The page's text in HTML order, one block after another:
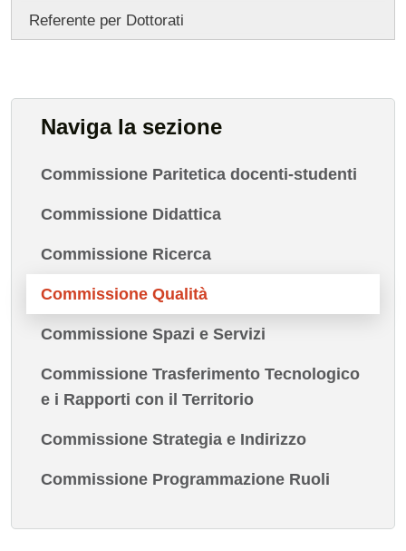
Referente per Dottorati
Naviga la sezione
Commissione Paritetica docenti-studenti
Commissione Didattica
Commissione Ricerca
Commissione Qualità
Commissione Spazi e Servizi
Commissione Trasferimento Tecnologico
e i Rapporti con il Territorio
Commissione Strategia e Indirizzo
Commissione Programmazione Ruoli